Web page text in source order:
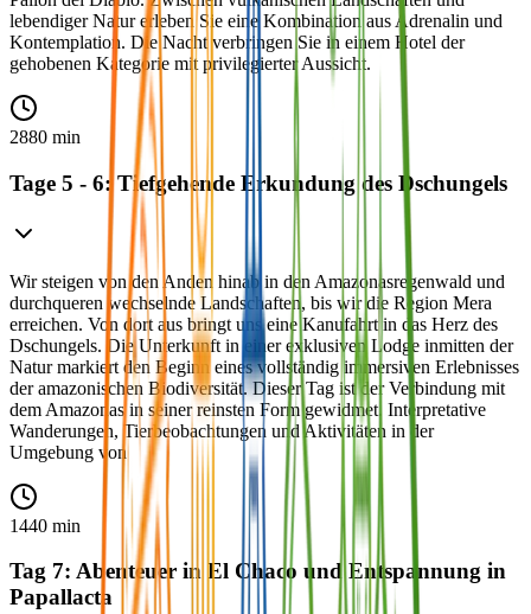
lebendiger Natur erleben Sie eine Kombination aus Adrenalin und
Kontemplation. Die Nacht verbringen Sie in einem Hotel der
gehobenen Kategorie mit privilegierter Aussicht.
2880 min
Tage 5 - 6: Tiefgehende Erkundung des Dschungels
Wir steigen von den Anden hinab in den Amazonasregenwald und
durchqueren wechselnde Landschaften, bis wir die Region Mera
erreichen. Von dort aus bringt uns eine Kanufahrt in das Herz des
Dschungels. Die Unterkunft in einer exklusiven Lodge inmitten der
Natur markiert den Beginn eines vollständig immersiven Erlebnisses
der amazonischen Biodiversität. Dieser Tag ist der Verbindung mit
dem Amazonas in seiner reinsten Form gewidmet. Interpretative
Wanderungen, Tierbeobachtungen und Aktivitäten in der
Umgebung von
1440 min
Tag 7: Abenteuer in El Chaco und Entspannung in
Papallacta